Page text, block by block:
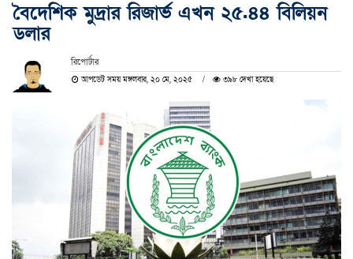
বৈদেশিক মুদ্রার রিজার্ভ এখন ২৫.৪৪ বিলিয়ন
ডলার
রিপোর্টার
আপডেট সময় মঙ্গলবার, ২০ মে, ২০২৫ ৩৯৮ দেখা হয়েছে